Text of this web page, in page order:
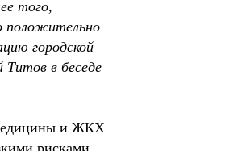
того,
положительно
городской
Титов в беседе
медицины и ЖКХ
рисками,